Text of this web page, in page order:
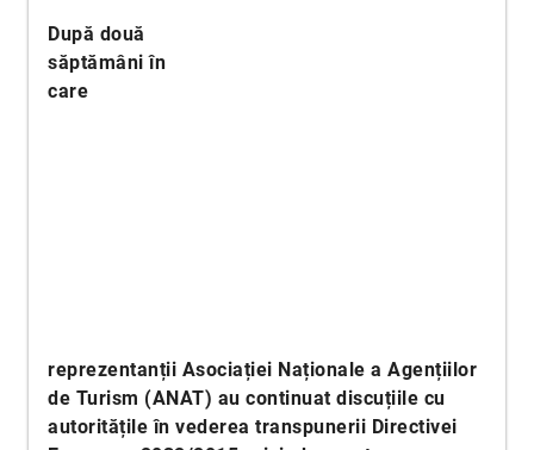
După două
săptămâni în
care
reprezentanții Asociației Naționale a Agențiilor
de Turism (ANAT) au continuat discuțiile cu
autoritățile în vederea transpunerii Directivei